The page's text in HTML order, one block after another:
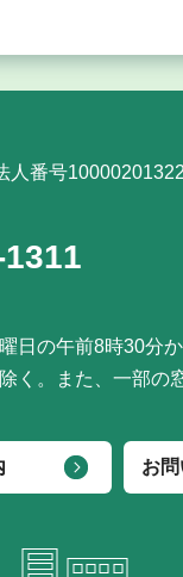
人番号
日の午前8時30分
く。また、一部の
お